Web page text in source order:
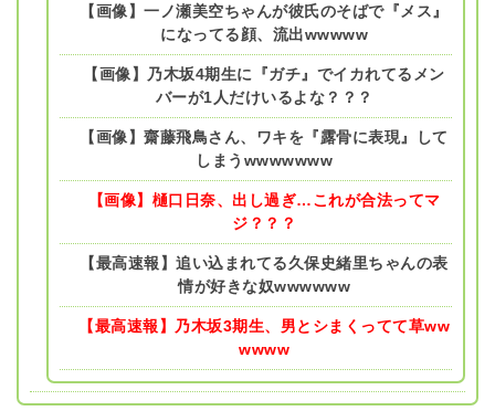
【画像】一ノ瀬美空ちゃんが彼氏のそばで『メス』
になってる顔、流出wwwww
【画像】乃木坂4期生に『ガチ』でイカれてるメン
バーが1人だけいるよな？？？
【画像】齋藤飛鳥さん、ワキを『露骨に表現』して
しまうwwwwwww
【画像】樋口日奈、出し過ぎ…これが合法ってマ
ジ？？？
【最高速報】追い込まれてる久保史緒里ちゃんの表
情が好きな奴wwwwww
【最高速報】乃木坂3期生、男とシまくってて草ww
wwww